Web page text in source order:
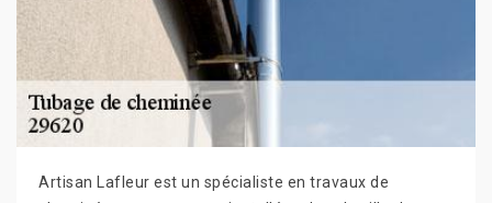
Artisan Lafleur est un spécialiste en travaux de